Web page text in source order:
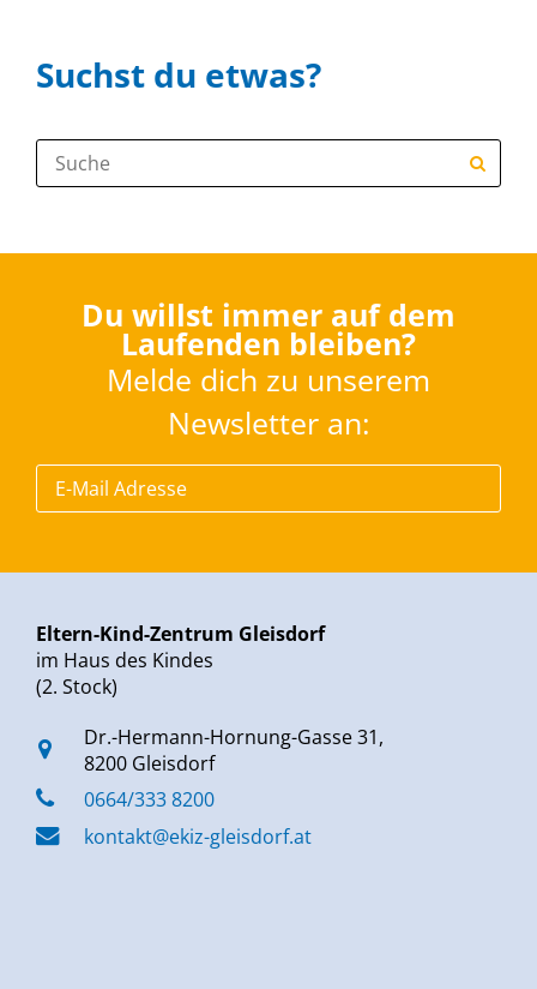
Suchst du etwas?
Suche:
Du willst immer auf dem
Laufenden bleiben?
Melde dich zu unserem
Newsletter an:
Eltern-Kind-Zentrum Gleisdorf
im Haus des Kindes
(2. Stock)
Dr.-Hermann-Hornung-Gasse 31,
8200 Gleisdorf
0664/333 8200
kontakt@ekiz-gleisdorf.at